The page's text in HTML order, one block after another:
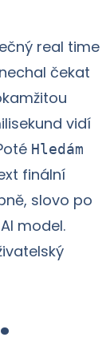
real time
čekat
vidí
Hledám
finální
slovo po
model.